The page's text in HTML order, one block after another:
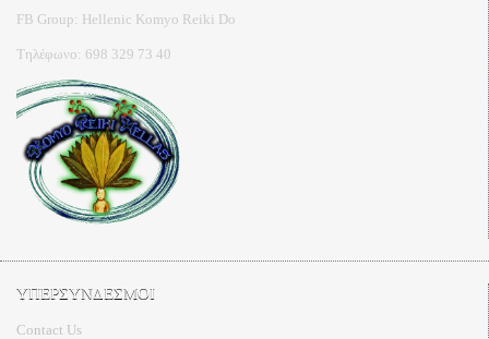
FB Group: Hellenic Komyo Reiki Do
Τηλέφωνο: 698 329 73 40
ΥΠΕΡΣΥΝΔΕΣΜΟΙ
Contact Us